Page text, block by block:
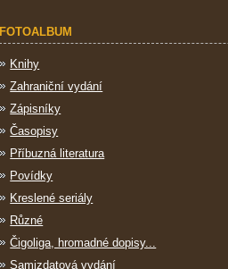
FOTOALBUM
Knihy
Zahraniční vydání
Zápisníky
Časopisy
Příbuzná literatura
Povídky
Kreslené seriály
Různé
Čigoliga, hromadné dopisy...
Samizdatová vydání